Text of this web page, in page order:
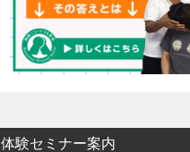
体験セミナー案内